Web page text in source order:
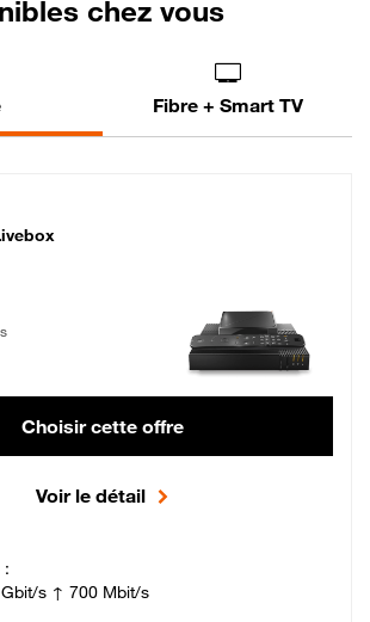
chez vous
Fibre + Smart TV
Livebox Lite Fibre
Choisir cette offre
Voir le détail
:
s ↑ 700 Mbit/s